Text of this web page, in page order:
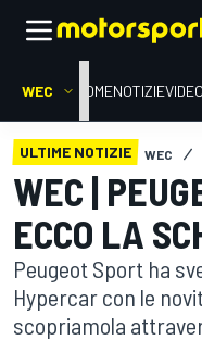
WEC HOMENOTIZIEVIDEO
ULTIME NOTIZIE WEC
WEC |
ECCO LA
Peugeot Sport ha
Hypercar con le
scopriamola